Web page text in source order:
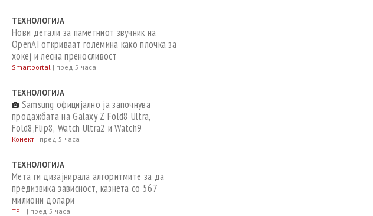
ТЕХНОЛОГИЈА
Нови детали за паметниот звучник на
OpenAI откриваат големина како плочка за
хокеј и лесна преносливост
Smartportal | пред 5 часа
ТЕХНОЛОГИЈА
Samsung официјално ја започнува
продажбата на Galaxy Z Fold8 Ultra,
Fold8,Flip8, Watch Ultra2 и Watch9
Конект | пред 5 часа
ТЕХНОЛОГИЈА
Мета ги дизајнирала алгоритмите за да
предизвика зависност, казнета со 567
милиони долари
ТРН | пред 5 часа